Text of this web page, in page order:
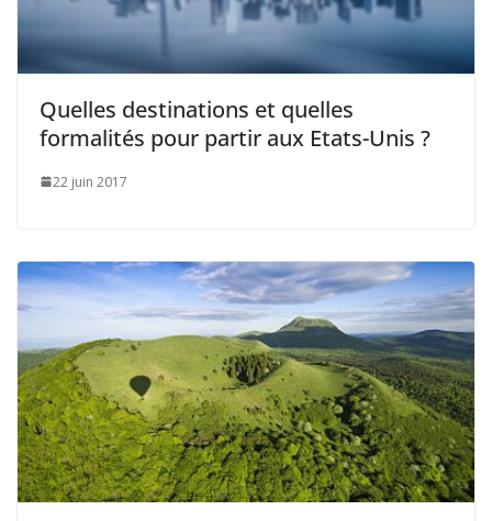
Quelles destinations et quelles
formalités pour partir aux Etats-Unis ?
22 juin 2017